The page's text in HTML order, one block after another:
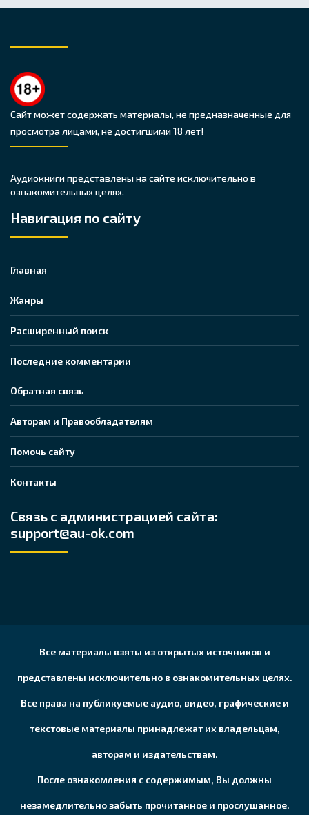
Сайт может содержать материалы, не предназначенные для
просмотра лицами, не достигшими 18 лет!
Аудиокниги представлены на сайте исключительно в
ознакомительных целях.
Навигация по сайту
Главная
Жанры
Расширенный поиск
Последние комментарии
Обратная связь
Авторам и Правообладателям
Помочь сайту
Контакты
Связь с администрацией сайта:
support@au-ok.com
Все материалы взяты из открытых источников и
представлены исключительно в ознакомительных целях.
Все права на публикуемые аудио, видео, графические и
текстовые материалы принадлежат их владельцам,
авторам и издательствам.
После ознакомления с содержимым, Вы должны
незамедлительно забыть прочитанное и прослушанное.